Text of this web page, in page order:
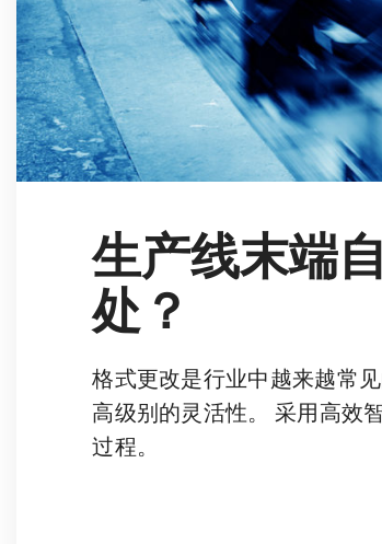
生产线末端
处？
格式更改是行业中越来越常
高级别的灵活性。 采用高效
过程。